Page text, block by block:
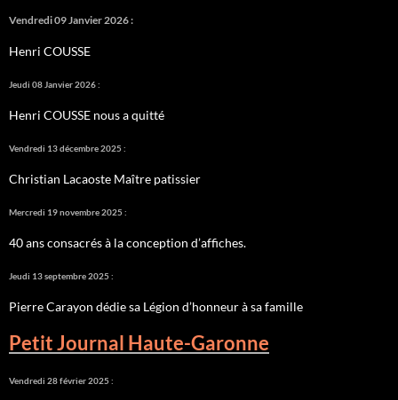
Vendredi 09 Janvier 2026 :
Henri COUSSE
Jeudi 08 Janvier 2026 :
Henri COUSSE nous a quitté
Vendredi 13 décembre 2025 :
Christian Lacaoste Maître patissier
Mercredi 19 novembre 2025 :
40 ans consacrés à la conception d’affiches.
Jeudi 13 septembre 2025 :
Pierre Carayon dédie sa Légion d’honneur à sa famille
Petit Journal Haute-Garonne
Vendredi 28 février 2025 :